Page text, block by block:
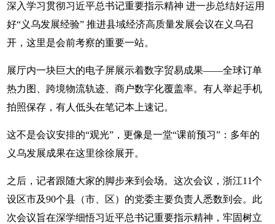
深入学习贯彻习近平总书记重要指示精神 进一步总结好运用
好“义乌发展经验” 推进县域经济高质量发展会议在义乌召
开，这里是会前考察的重要一站。
展厅内一块巨大的电子屏展示着数字贸易成果——全球订单
热力图、跨境物流轨迹、商户数字化覆盖率。有人举起手机
拍照保存，有人低头在笔记本上速记。
这不是会议安排的“观光”，更像是一堂“课前预习”：多年的
义乌发展成果在这里徐徐展开。
之后，记者跟随大家的脚步来到会场。这次会议，浙江11个
设区市及90个县（市、区）的党委主要负责人悉数到会。此
次会议旨在深学细悟习近平总书记重要指示精神，牢固树立